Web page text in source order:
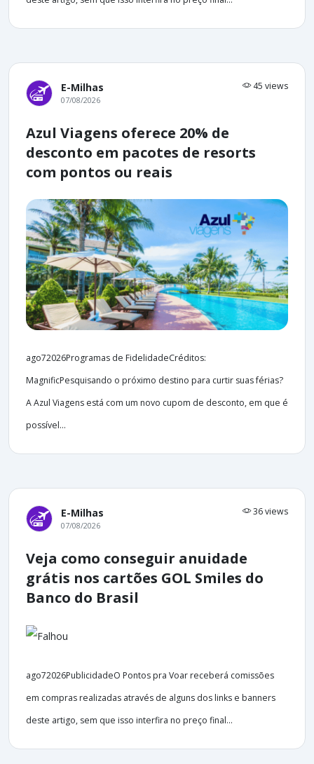
E-Milhas 45 views
07/08/2026
Azul Viagens oferece 20% de
desconto em pacotes de resorts
com pontos ou reais
ago72026Programas de FidelidadeCréditos:
MagnificPesquisando o próximo destino para curtir suas férias?
A Azul Viagens está com um novo cupom de desconto, em que é
possível...
E-Milhas 36 views
07/08/2026
Veja como conseguir anuidade
grátis nos cartões GOL Smiles do
Banco do Brasil
ago72026PublicidadeO Pontos pra Voar receberá comissões
em compras realizadas através de alguns dos links e banners
deste artigo, sem que isso interfira no preço final...